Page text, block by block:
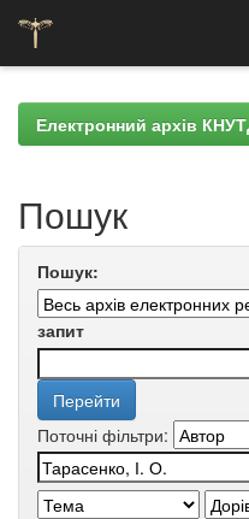
navigationЕлектронний архів
Пошук
Пошук:
запит
Поточні фільтри: